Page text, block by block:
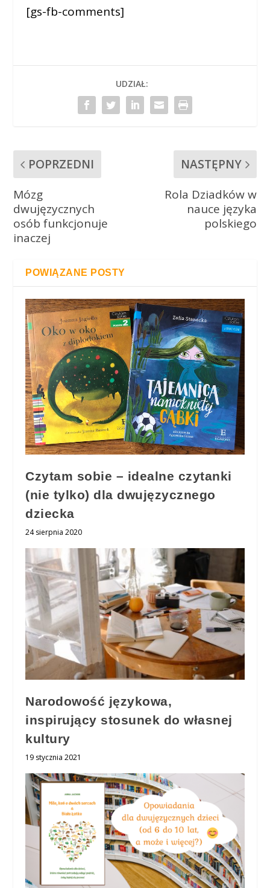
[gs-fb-comments]
UDZIAŁ:
POPRZEDNI
Mózg
dwujęzycznych
osób funkcjonuje
inaczej
NASTĘPNY
Rola Dziadków w
nauce języka
polskiego
POWIĄZANE POSTY
Czytam sobie – idealne czytanki
(nie tylko) dla dwujęzycznego
dziecka
24 sierpnia 2020
Narodowość językowa,
inspirujący stosunek do własnej
kultury
19 stycznia 2021